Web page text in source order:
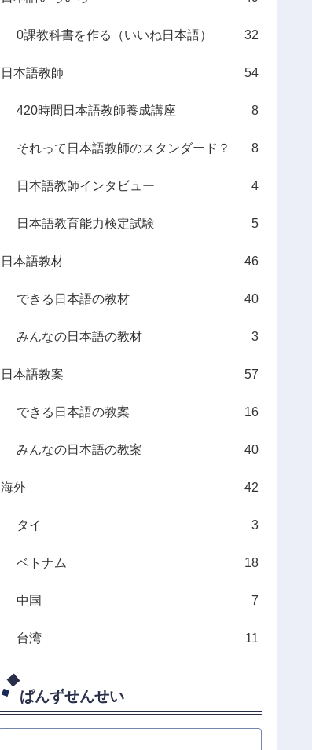
0課教科書を作る（いいね日本語） 32
日本語教師 54
420時間日本語教師養成講座 8
それって日本語教師のスタンダード？ 8
日本語教師インタビュー 4
日本語教育能力検定試験 5
日本語教材 46
できる日本語の教材 40
みんなの日本語の教材 3
日本語教案 57
できる日本語の教案 16
みんなの日本語の教案 40
海外 42
タイ 3
ベトナム 18
中国 7
台湾 11
ぱんずせんせい